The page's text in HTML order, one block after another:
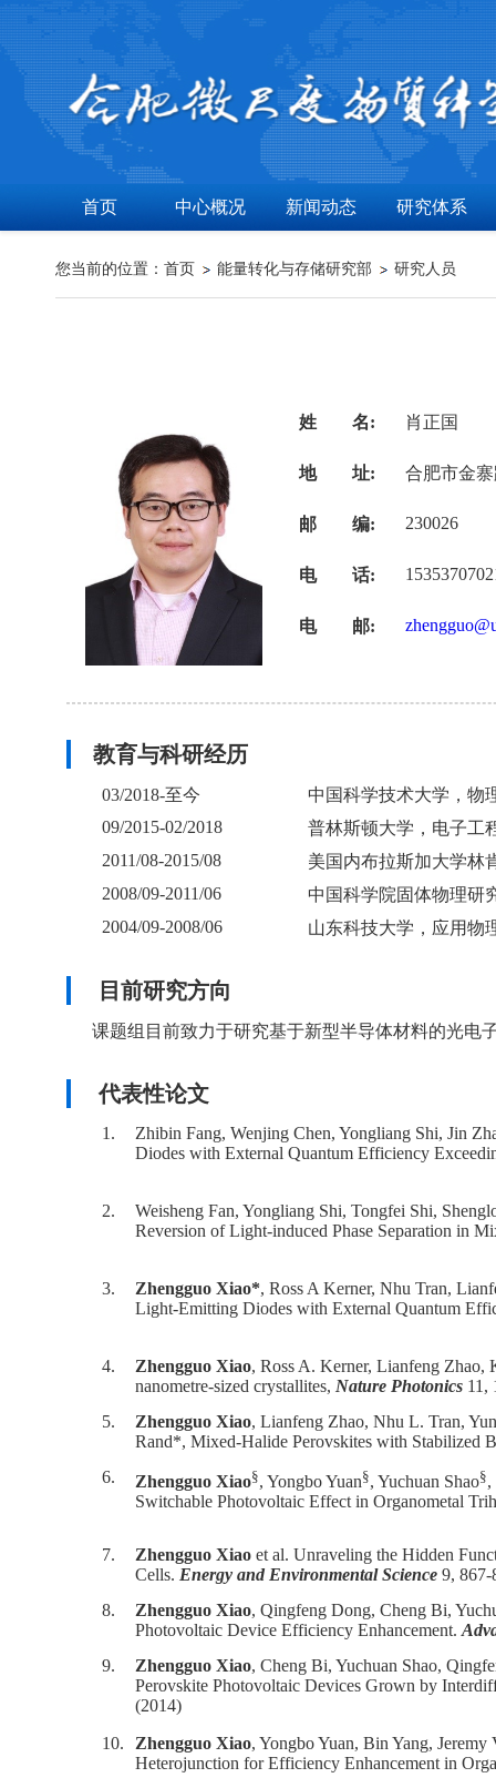
首页 中心概况 新闻动态 研究体系
您当前的位置： 首页 能量转化与存储研究部 研究人员
姓 名: 肖正国
地 址: 合肥市金
邮 编: 230026
电 话:
电 邮:
教育与科研经历
03/2018-至今
中国科学技术大学，物
09/2015-02/2018
普林斯顿大学，电子工
2011/08-2015/08
美国内布拉斯加大学林
2008/09-2011/06
中国科学院固体物理研
2004/09-2008/06
山东科技大学，应用物
目前研究方向
课题组目前致力于研究基于新型半导体材料的光电
代表性论文
1.
Zhibin Fang, Wenjing Chen, Yongliang Shi, Jin
Diodes with External Quantum Efficiency
2.
Weisheng Fan, Yongliang Shi, Tongfei Shi,
Reversion of Light-induced Phase Separation in
3. Zhengguo Xiao*, Ross A Kerner, Nhu Tran,
Light‐Emitting Diodes with External Quantum
4. Zhengguo Xiao, Ross A. Kerner, Lianfeng
nanometre-sized crystallites, Nature Photonics 11,
5.
Zhengguo Xiao, Lianfeng Zhao, Nhu L. Tran,
Rand*, Mixed-Halide Perovskites with Stabilized
6.
Zhengguo Xiao§, Yongbo Yuan§, Yuchuan Shao§,
Switchable Photovoltaic Effect in Organometal
7. Zhengguo Xiao et al. Unraveling the Hidden
Cells. Energy and Environmental Science 9, 867-
8.
Zhengguo Xiao, Qingfeng Dong, Cheng Bi,
Photovoltaic Device Efficiency Enhancement.
9.
Zhengguo Xiao, Cheng Bi, Yuchuan Shao,
Perovskite Photovoltaic Devices Grown by
(2014)
10.
Zhengguo Xiao, Yongbo Yuan, Bin Yang,
Heterojunction for Efficiency Enhancement in